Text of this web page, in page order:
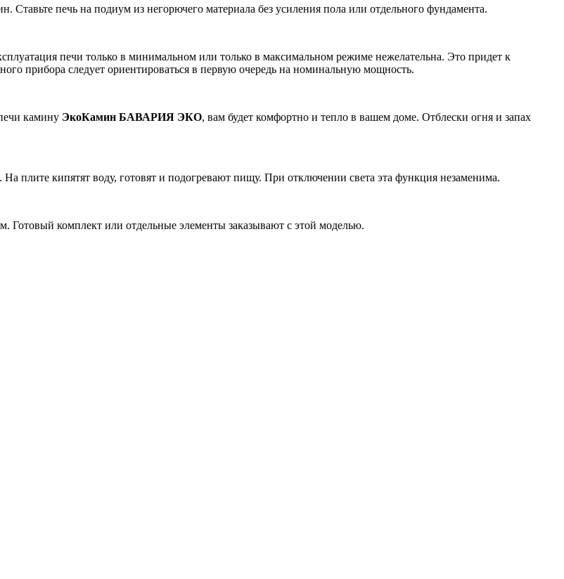
Ставьте печь на подиум из негорючего материала без усиления пола или отдельного фундамента.
печи только в минимальном или только в максимальном режиме нежелательна. Это придет к
прибора следует ориентироваться в первую очередь на номинальную мощность.
камину ЭкоКамин БАВАРИЯ ЭКО, вам будет комфортно и тепло в вашем доме. Отблески огня и запах
плите кипятят воду, готовят и подогревают пищу. При отключении света эта функция незаменима.
Готовый комплект или отдельные элементы заказывают с этой моделью.